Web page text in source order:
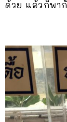
ด้วย แล้วก็พา